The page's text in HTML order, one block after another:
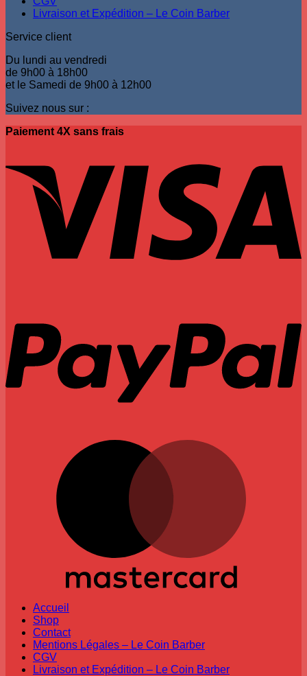
produitLivraison et Expédition – Le Coin Barber
Service client
Du lundi au vendredi
de 9h00 à 18h00
et le Samedi de 9h00 à 12h00
Suivez nous sur :
Paiement 4X sans frais
Accueil
Shop
Contact
Mentions Légales – Le Coin Barber
CGV
Livraison et Expédition – Le Coin Barber